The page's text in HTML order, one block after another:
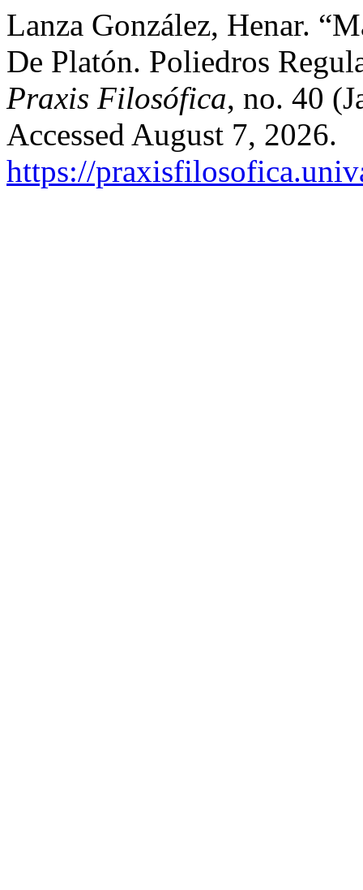
Lanza González, Henar.
De Platón. Poliedros
Praxis Filosófica, no. 40
Accessed August 7, 2026.
https://